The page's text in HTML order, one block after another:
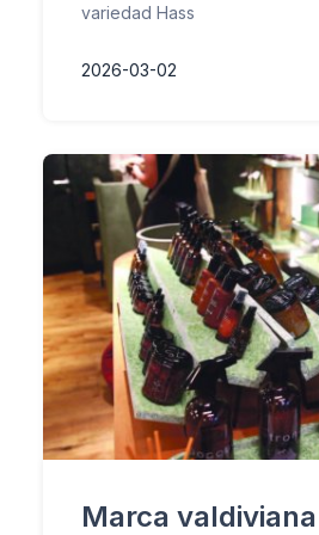
variedad Hass
2026-03-02
Marca